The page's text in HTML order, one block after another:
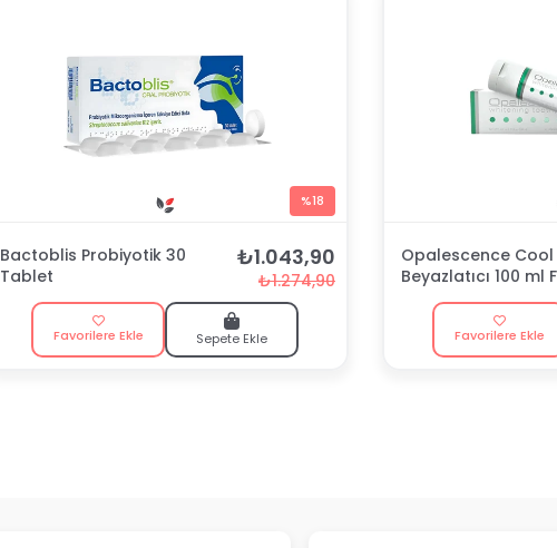
%18
Bactoblis Probiyotik 30
Tablet
₺1.043,90
₺1.274,90
Favorilere Ekle Sepete Ekle
Opalescence Cool
Beyazlatıcı 100 ml
Macunu
Favorilere Ekle